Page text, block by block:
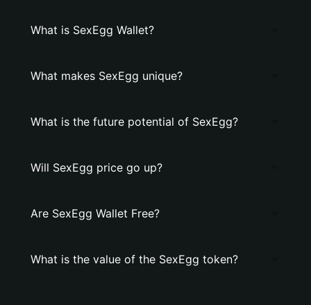
What is SexEgg Wallet?
What makes SexEgg unique?
What is the future potential of SexEgg?
Will SexEgg price go up?
Are SexEgg Wallet Free?
What is the value of the SexEgg token?